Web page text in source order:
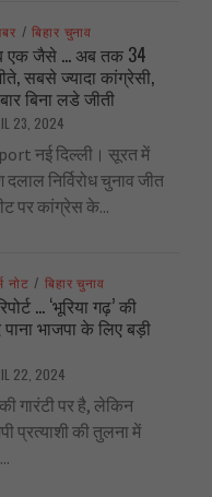
/ बिहार चुनाव
एक जैसे … अब तक 34
सबसे ज्यादा कांग्रेसी,
बिना लडे जीती
23, 2024
नई दिल्ली। सूरत में
निर्विरोध चुनाव जीत
पर कांग्रेस के...
नोट / बिहार चुनाव
… ‘भूरिया गढ़’ की
भाजपा के लिए बड़ी
22, 2024
गारंटी पर है, लेकिन
प्रत्याशी की तुलना में